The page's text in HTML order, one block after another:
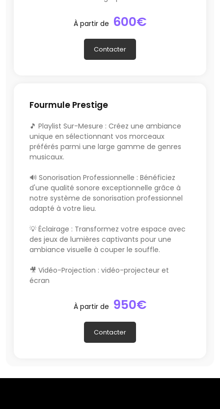
À partir de 600€
Contacter
Fourmule Prestige
🎵 Playlist Sur-Mesure : Créez une ambiance
unique en sélectionnant vos morceaux
préférés parmi une large gamme de genres
musicaux.
🔊 Sonorisation Professionnelle : Bénéficiez
d'une qualité sonore exceptionnelle grâce à
notre système de sonorisation professionnel
adapté à votre lieu.
💡 Éclairage : Transformez votre espace avec
des jeux de lumières captivants pour une
ambiance visuelle à couper le souffle.
🎥 Vidéo-Projection : vidéo-projecteur et
écran
À partir de 950€
Contacter